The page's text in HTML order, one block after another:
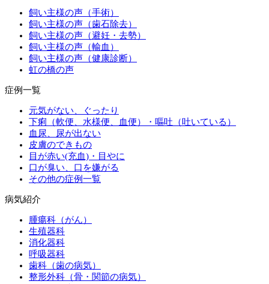
飼い主様の声（手術）
飼い主様の声（歯石除去）
飼い主様の声（避妊・去勢）
飼い主様の声（輸血）
飼い主様の声（健康診断）
虹の橋の声
症例一覧
元気がない、ぐったり
下痢（軟便、水様便、血便）・嘔吐（吐いている）
血尿、尿が出ない
皮膚のできもの
目が赤い(充血)・目やに
口が臭い、口を嫌がる
その他の症例一覧
病気紹介
腫瘍科（がん）
生殖器科
消化器科
呼吸器科
歯科（歯の病気）
整形外科（骨・関節の病気）